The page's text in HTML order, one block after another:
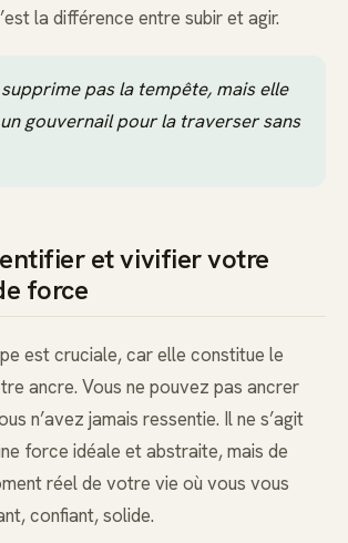
la différence entre subir et agir.
supprime pas la tempête, mais elle
gouvernail pour la traverser sans
et vivifier votre
force
est cruciale, car elle constitue le
ancre. Vous ne pouvez pas ancrer
n’avez jamais ressentie. Il ne s’agit
force idéale et abstraite, mais de
réel de votre vie où vous vous
confiant, solide.